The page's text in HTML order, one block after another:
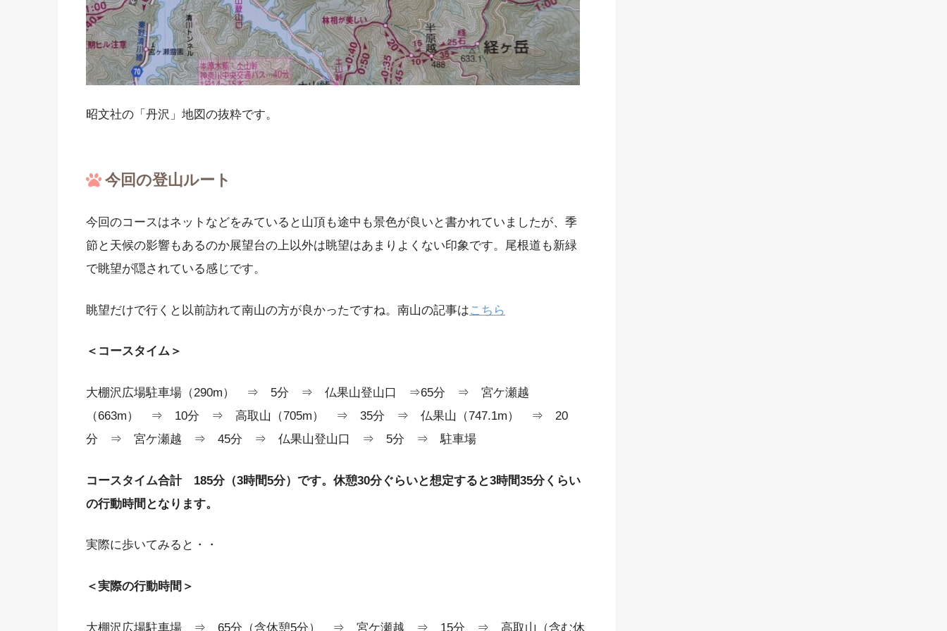
昭文社の「丹沢」地図の抜粋です。
今回の登山ルート
今回のコースはネットなどをみていると山頂も途中も景色が良いと書かれていましたが、季
節と天候の影響もあるのか展望台の上以外は眺望はあまりよくない印象です。尾根道も新緑
で眺望が隠されている感じです。
眺望だけで行くと以前訪れて南山の方が良かったですね。南山の記事はこちら
＜コースタイム＞
大棚沢広場駐車場（290m） ⇒ 5分 ⇒ 仏果山登山口 ⇒65分 ⇒ 宮ケ瀬越
（663m） ⇒ 10分 ⇒ 高取山（705m） ⇒ 35分 ⇒ 仏果山（747.1m） ⇒ 20
分 ⇒ 宮ケ瀬越 ⇒ 45分 ⇒ 仏果山登山口 ⇒ 5分 ⇒ 駐車場
コースタイム合計 185分（3時間5分）です。休憩30分ぐらいと想定すると3時間35分くらい
の行動時間となります。
実際に歩いてみると・・
＜実際の行動時間＞
大棚沢広場駐車場 ⇒ 65分（含休憩5分） ⇒ 宮ケ瀬越 ⇒ 15分 ⇒ 高取山（含む休